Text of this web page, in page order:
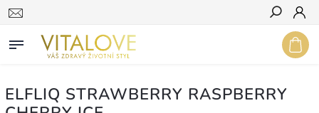
Hledat
ELFLIQ STRAWBERRY RASPBERRY